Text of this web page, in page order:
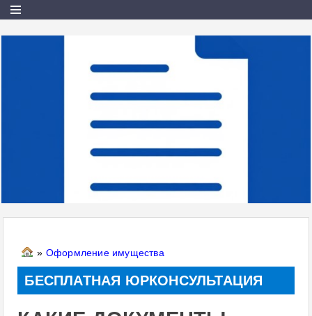
» Оформление имущества
БЕСПЛАТНАЯ ЮРКОНСУЛЬТАЦИЯ